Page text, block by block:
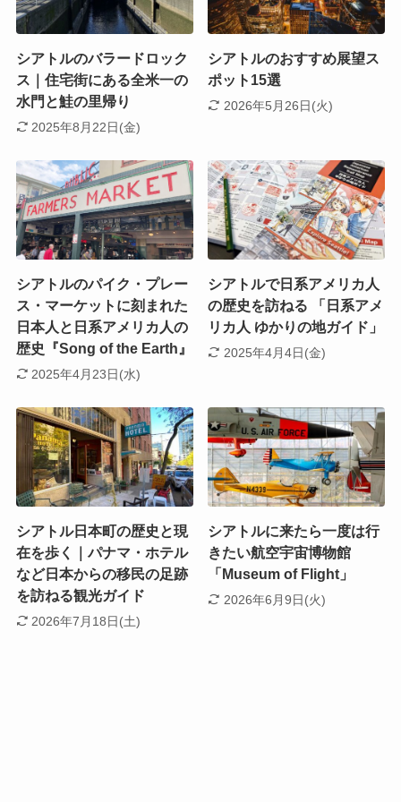
シアトルのバラードロック
ス｜住宅街にある全米一の
水門と鮭の里帰り
2025年8月22日(金)
シアトルのおすすめ展望ス
ポット15選
2026年5月26日(火)
シアトルのパイク・プレー
ス・マーケットに刻まれた
日本人と日系アメリカ人の
歴史『Song of the Earth』
2025年4月23日(水)
シアトルで日系アメリカ人
の歴史を訪ねる 「日系アメ
リカ人 ゆかりの地ガイド」
2025年4月4日(金)
シアトル日本町の歴史と現
在を歩く｜パナマ・ホテル
など日本からの移民の足跡
を訪ねる観光ガイド
2026年7月18日(土)
シアトルに来たら一度は行
きたい航空宇宙博物館
「Museum of Flight」
2026年6月9日(火)